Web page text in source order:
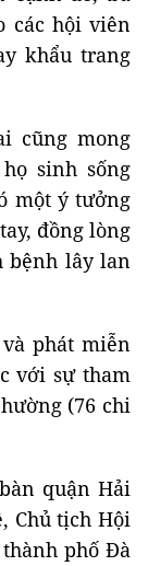
các hội viên
khẩu trang
cũng mong
sinh sống
một ý tưởng
đồng lòng
bệnh lây lan
phát miễn
với sự tham
(76 chi
quận Hải
Chủ tịch Hội
phố Đà